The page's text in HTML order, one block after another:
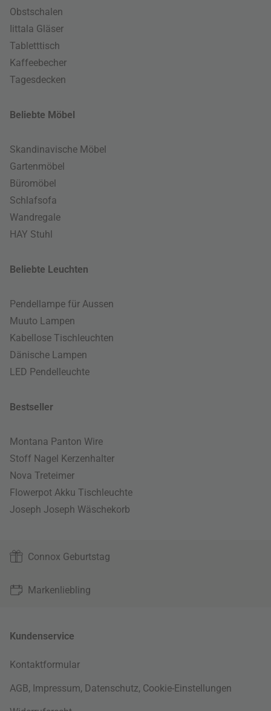
Obstschalen
Iittala Gläser
Tabletttisch
Kaffeebecher
Tagesdecken
Beliebte Möbel
Skandinavische Möbel
Gartenmöbel
Büromöbel
Schlafsofa
Wandregale
HAY Stuhl
Beliebte Leuchten
Pendellampe für Aussen
Muuto Lampen
Kabellose Tischleuchten
Dänische Lampen
LED Pendelleuchte
Bestseller
Montana Panton Wire
Stoff Nagel Kerzenhalter
Nova Treteimer
Flowerpot Akku Tischleuchte
Joseph Joseph Wäschekorb
Connox Geburtstag
Markenliebling
Kundenservice
Kontaktformular
AGB, Impressum, Datenschutz, Cookie-Einstellungen